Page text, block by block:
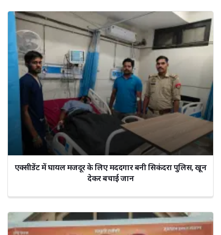
एक्सीडेंट में घायल मजदूर के लिए मददगार बनी सिकंदरा पुलिस, खून
देकर बचाई जान